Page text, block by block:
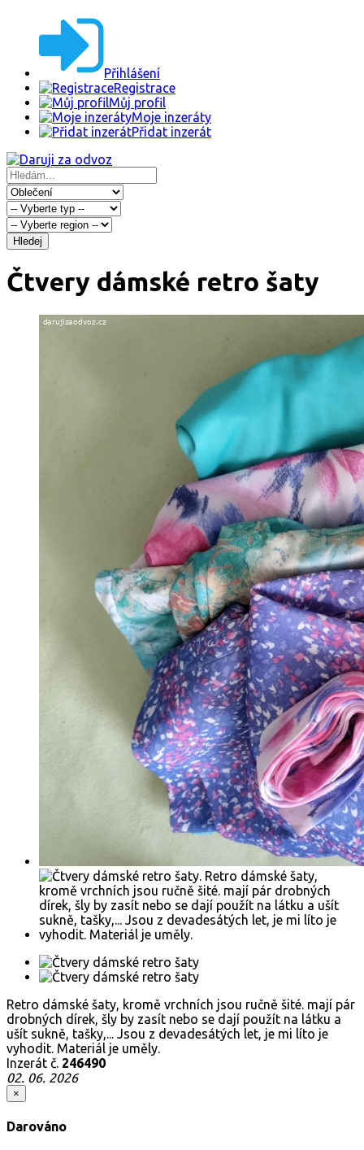
Přihlášení
Registrace
Můj profil
Moje inzeráty
Přidat inzerát
Hledej
Čtvery dámské retro šaty
Retro dámské šaty, kromě vrchních jsou ručně šité. mají pár
drobných dírek, šly by zasít nebo se dají použít na látku a
ušít sukně, tašky,... Jsou z devadesátých let, je mi líto je
vyhodit. Materiál je uměly.
Inzerát č. 246490
02. 06. 2026
×
Darováno